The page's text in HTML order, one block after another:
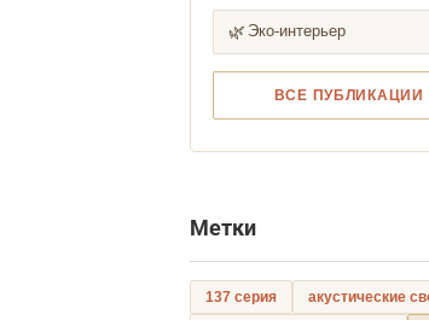
🌿 Эко-интерьер
ВСЕ ПУБЛИКАЦИИ
Метки
137 серия
акустические